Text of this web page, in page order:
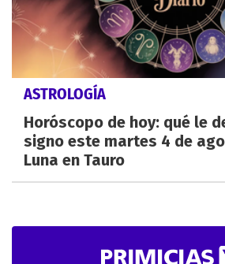
ASTROLOGÍA
Horóscopo de hoy: qué le
signo este martes 4 de
Luna en Tauro